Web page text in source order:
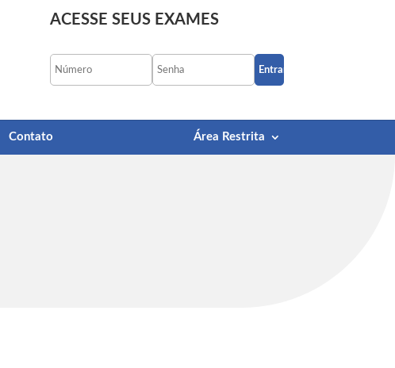
ACESSE SEUS EXAMES
Contato Área Restrita